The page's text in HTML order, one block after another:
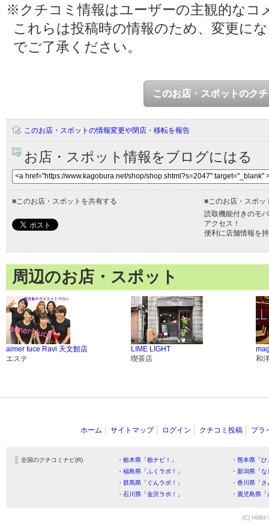
※クチコミ情報はユーザーの主観的なコ
これらは投稿時の情報のため、変更に
でご了承ください。
このお店・スポットのク
このお店・スポットの情報変更や閉店・移転を報告
お店・スポット情報をブログにはる
■ このお店・スポットを共有する ■ このお店・スポ
読取機能付きのモ
アクセス！
便利に店舗情報を
周辺のお店・スポット
aimer Iuce Ravi 天文館店
エステ
LIME LIGHT
喫茶店
和
ホーム サイトマップ ログイン クチコミ投稿 プラ
全国のクチコミナビ(R) ・栃木県「栃ナビ！」
・熊本県「
・福島県「ふくラボ！」
・新潟県「
・群馬県「ぐんラボ！」
・香川県「
・石川県「金沢ラボ！」
・鹿児島県
(C) HitBit